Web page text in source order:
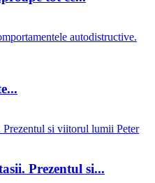
Peter
Prezentul si...